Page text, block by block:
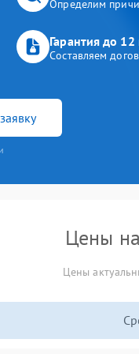
Определим
Гарантия до
Составляем
Цены
Цены